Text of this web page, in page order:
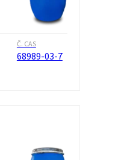
Č. CAS
68989-03-7